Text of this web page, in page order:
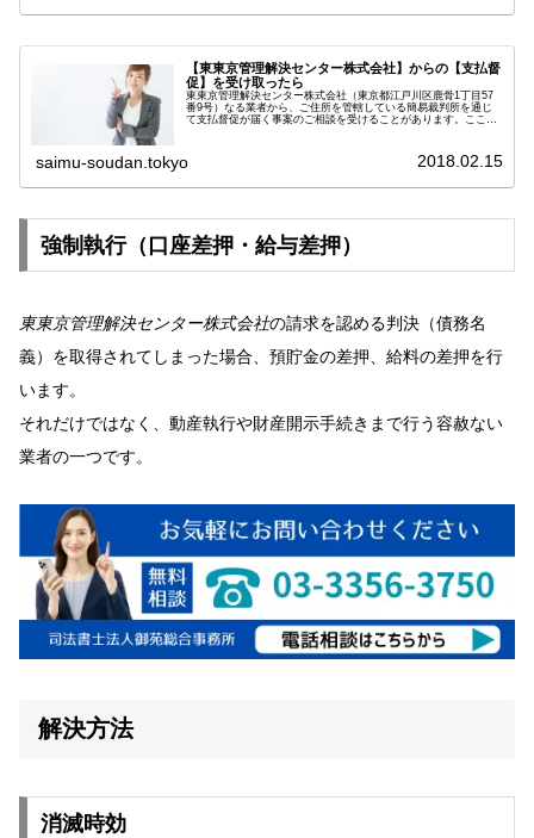
【東東京管理解決センター株式会社】からの【支払督
促】を受け取ったら
東東京管理解決センター株式会社（東京都江戸川区鹿骨1丁目57
番9号）なる業者から、ご住所を管轄している簡易裁判所を通じ
て支払督促が届く事案のご相談を受けることがあります。ここ最
saimu-soudan.tokyo 2018.02.15
強制執行（口座差押・給与差押）
東東京管理解決センター株式会社の請求を認める判決（債務名
義）を取得されてしまった場合、預貯金の差押、給料の差押を行
います。
それだけではなく、動産執行や財産開示手続きまで行う容赦ない
業者の一つです。
解決方法
消滅時効